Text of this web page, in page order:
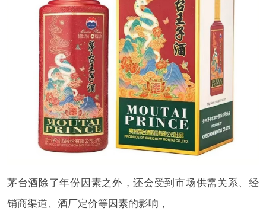
茅台酒除了年份因素之外，还会受到市场供需关系、经
销商渠道、酒厂定价等因素的影响，